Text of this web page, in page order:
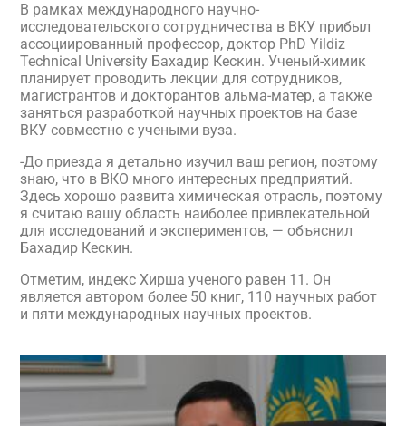
В рамках международного научно-
исследовательского сотрудничества в ВКУ прибыл
ассоциированный профессор, доктор PhD Yildiz
Technical University Бахадир Кескин. Ученый-химик
планирует проводить лекции для сотрудников,
магистрантов и докторантов альма-матер, а также
заняться разработкой научных проектов на базе
ВКУ совместно с учеными вуза.
-До приезда я детально изучил ваш регион, поэтому
знаю, что в ВКО много интересных предприятий.
Здесь хорошо развита химическая отрасль, поэтому
я считаю вашу область наиболее привлекательной
для исследований и экспериментов, — объяснил
Бахадир Кескин.
Отметим, индекс Хирша ученого равен 11. Он
является автором более 50 книг, 110 научных работ
и пяти международных научных проектов.